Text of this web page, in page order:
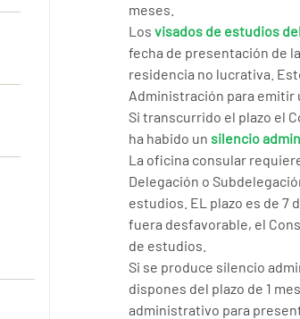
meses.
Los visados de estudios
fecha de presentación de
residencia no lucrativa.
Administración para emitir
Si transcurrido el plazo el
ha habido un silencio
La oficina consular
Delegación o
estudios. EL plazo es de 7
fuera desfavorable, el
de estudios.
Si se produce silencio
dispones del plazo de 1
administrativo para